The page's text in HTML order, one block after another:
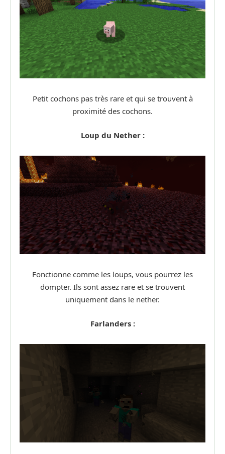
Petit cochons pas très rare et qui se trouvent à
proximité des cochons.
Loup du Nether :
Fonctionne comme les loups, vous pourrez les
dompter. Ils sont assez rare et se trouvent
uniquement dans le nether.
Farlanders :